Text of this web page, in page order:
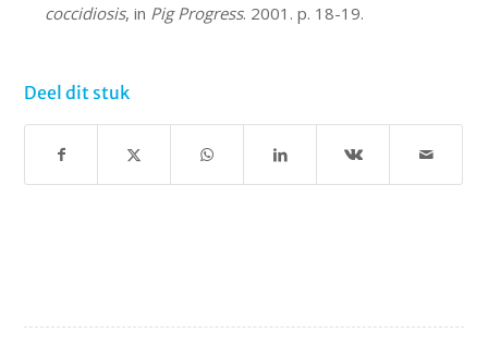
coccidiosis, in Pig Progress. 2001. p. 18-19.
Deel dit stuk